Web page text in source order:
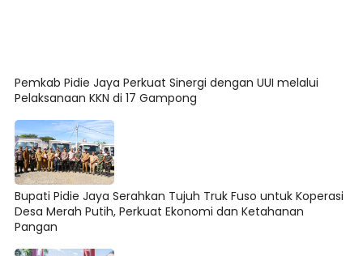
Pemkab Pidie Jaya Perkuat Sinergi dengan UUI melalui
Pelaksanaan KKN di 17 Gampong
Bupati Pidie Jaya Serahkan Tujuh Truk Fuso untuk Koperasi
Desa Merah Putih, Perkuat Ekonomi dan Ketahanan
Pangan